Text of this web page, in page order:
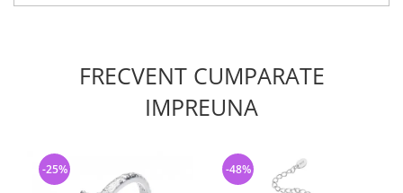
FRECVENT CUMPARATE
IMPREUNA
-25% -48%